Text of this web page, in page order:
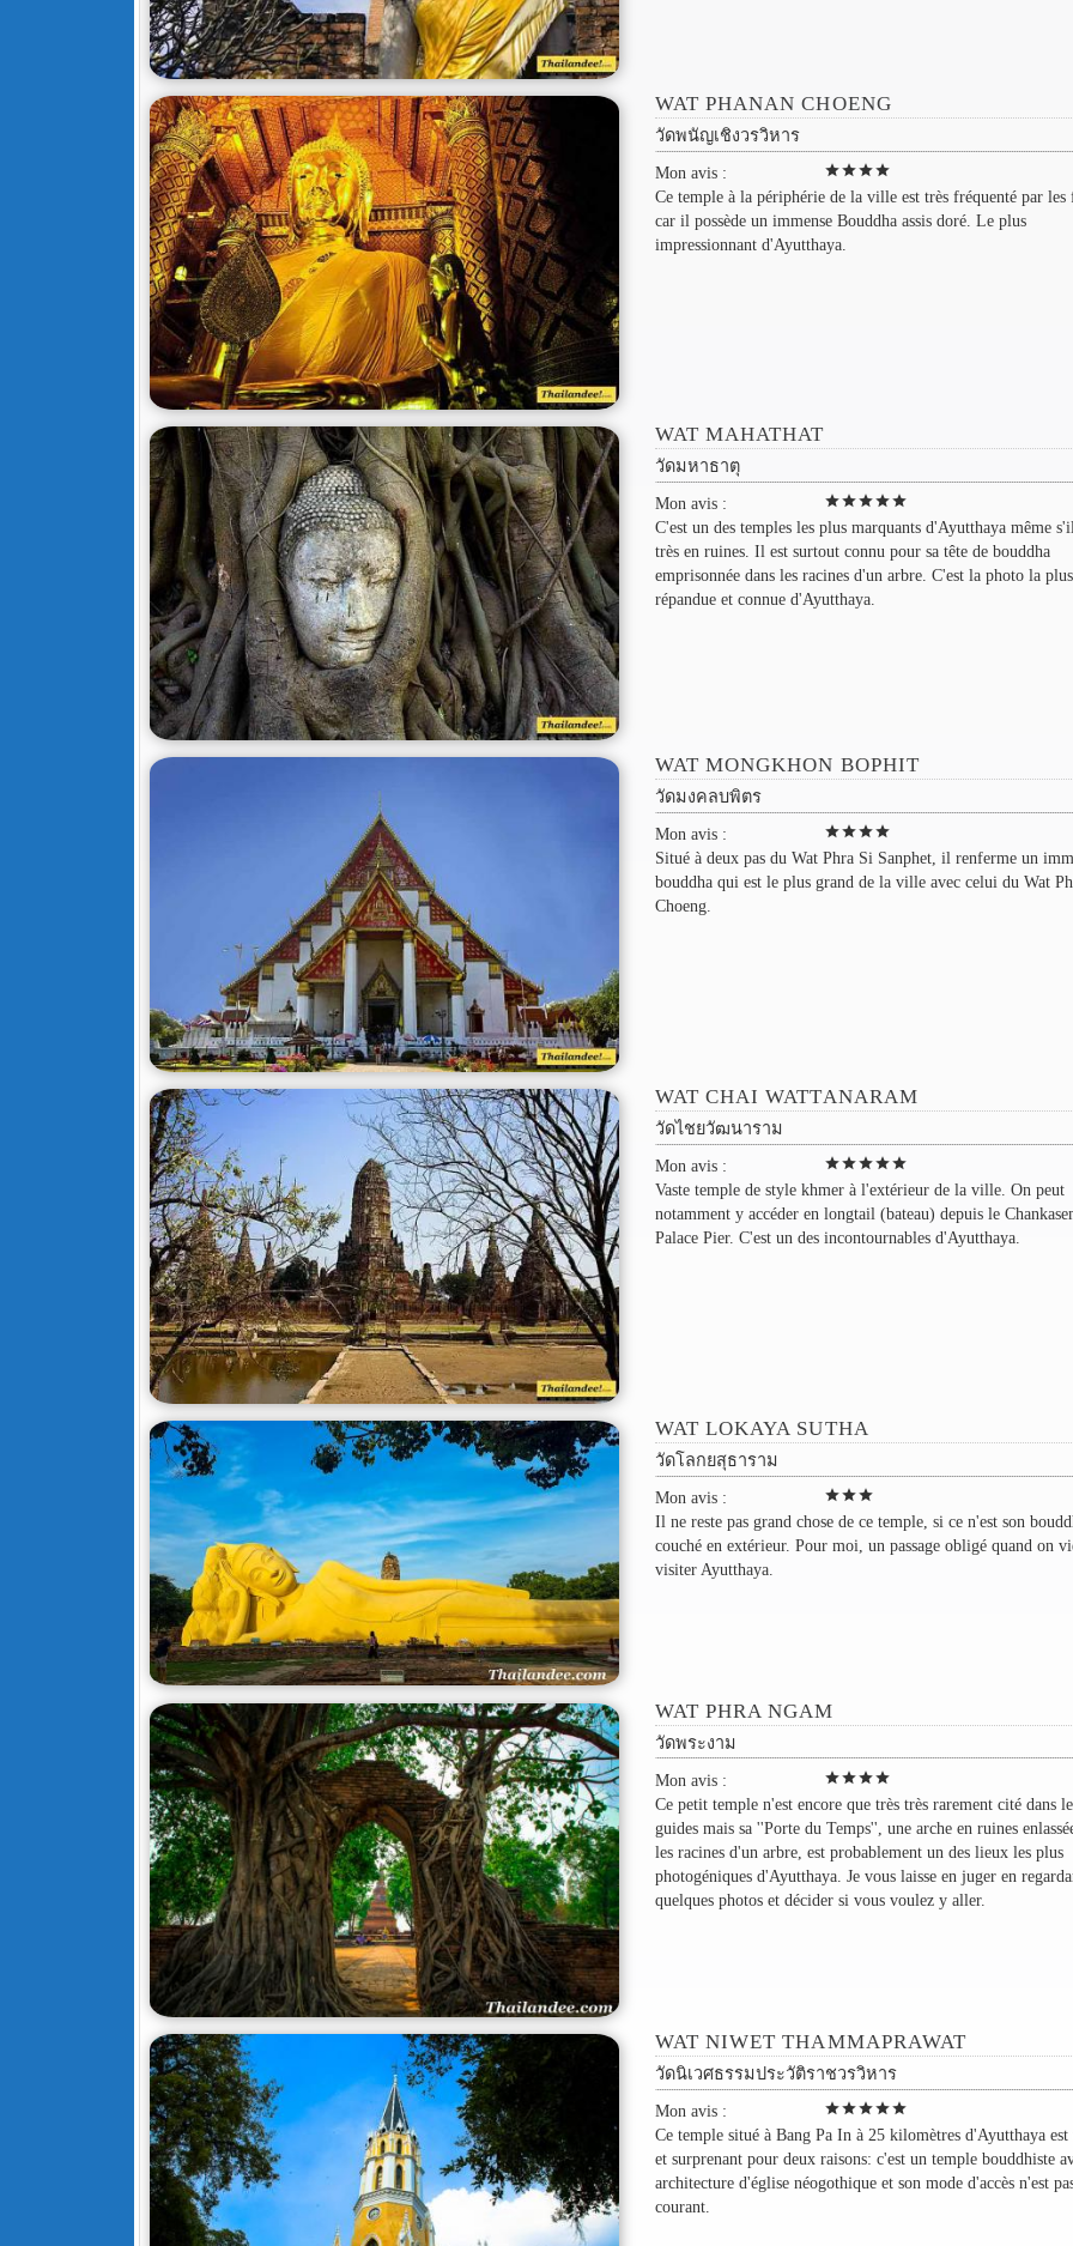
WAT PHANAN CHOENG
วัดพนัญเชิงวรวิหาร
Mon avis :
starstarstarstar
Ce temple à la périphérie de la ville est très fréquenté par les
car il possède un immense Bouddha assis doré. Le plus
impressionnant d'Ayutthaya.
WAT MAHATHAT
วัดมหาธาตุ
Mon avis :
starstarstarstarstar
C'est un des temples les plus marquants d'Ayutthaya même
très en ruines. Il est surtout connu pour sa tête de bouddha
emprisonnée dans les racines d'un arbre. C'est la photo la plus
répandue et connue d'Ayutthaya.
WAT MONGKHON BOPHIT
วัดมงคลบพิตร
Mon avis :
starstarstarstar
Situé à deux pas du Wat Phra Si Sanphet, il renferme un
bouddha qui est le plus grand de la ville avec celui du Wat
Choeng.
WAT CHAI WATTANARAM
วัดไชยวัฒนาราม
Mon avis :
starstarstarstarstar
Vaste temple de style khmer à l'extérieur de la ville. On peut
notamment y accéder en longtail (bateau) depuis le
Palace Pier. C'est un des incontournables d'Ayutthaya.
WAT LOKAYA SUTHA
วัดโลกยสุธาราม
Mon avis :
starstarstar
Il ne reste pas grand chose de ce temple, si ce n'est son
couché en extérieur. Pour moi, un passage obligé quand on
visiter Ayutthaya.
WAT PHRA NGAM
วัดพระงาม
Mon avis :
starstarstarstar
Ce petit temple n'est encore que très très rarement cité dans
guides mais sa ''Porte du Temps'', une arche en ruines
les racines d'un arbre, est probablement un des lieux les plus
photogéniques d'Ayutthaya. Je vous laisse en juger en
quelques photos et décider si vous voulez y aller.
WAT NIWET THAMMAPRAWAT
วัดนิเวศธรรมประวัติราชวรวิหาร
Mon avis :
starstarstarstarstar
Ce temple situé à Bang Pa In à 25 kilomètres d'Ayutthaya est
et surprenant pour deux raisons: c'est un temple bouddhiste
architecture d'église néogothique et son mode d'accès n'est
courant.